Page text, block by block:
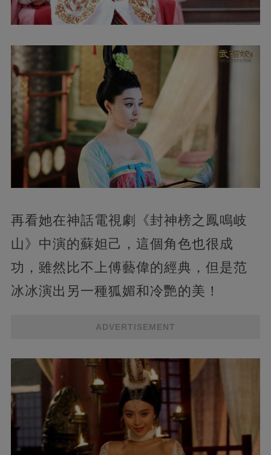
再看她在神話電視劇《封神榜之鳳鳴岐
山》中演的蘇妲己，這個角色也很成
功，雖然比不上傅藝偉的經典，但是范
冰冰演出另一種狐媚和冷艷的美！
ADVERTISEMENT